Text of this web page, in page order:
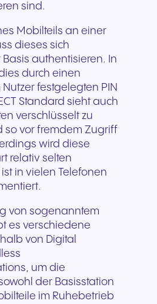
sind.
Mobilteils an einer
dieses sich
authentisieren. In
durch einen
festgelegten PIN
Standard sieht auch
verschlüsselt zu
so vor fremdem Zugriff
wird diese
relativ selten
in vielen Telefonen
von sogenanntem
es verschiedene
von Digital
um die
der Basisstation
im Ruhebetrieb